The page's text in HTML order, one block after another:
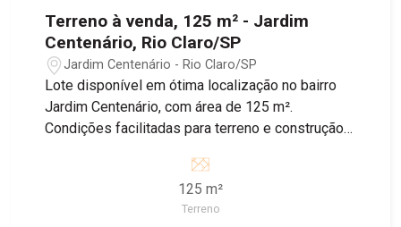
Terreno à venda, 125 m² - Jardim
Centenário, Rio Claro/SP
Jardim Centenário - Rio Claro/SP
Lote disponível em ótima localização no bairro
Jardim Centenário, com área de 125 m².
Condições facilitadas para terreno e construção!
obter mais informações.
125 m²
Terreno